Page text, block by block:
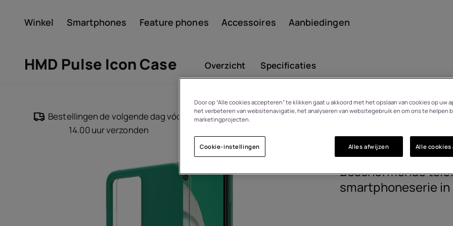
Winkel Smartphones Feature phones Accessoires Aanbiedingen
Recycling van apparaten
HMD Pulse Icon Case Overzicht Specificaties
Bestellingen de volgende dag vóór
14.00 uur verzonden
14 dagen retourrecht bij
HMD
8P00000293
Beschermende
smartphoneserie
Door op “Alle cookies accepteren” te klikken gaat u akkoord met het opslaan van cookies op uw
het verbeteren van websitenavigatie, het analyseren van websitegebruik en om ons te helpen
marketingprojecten.
Cookie-instellingen Alles afwijzen Alle